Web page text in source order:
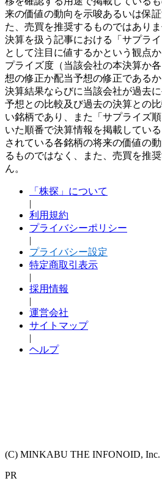
来の価値の動向を示唆あるいは保
た、売買を推奨するものではありま
決算を扱う記事における「サプラ
として注目に値するかという観点
プライズ度（当該会社の本決算か
想の修正か配当予想の修正である
決算結果ならびに当該会社が過去
予想との比較及び過去の決算との
い銘柄であり、また「サプライズ
いた順番で決算情報を掲載してい
されている各銘柄の将来の価値の
るものではなく、また、売買を推
ん。
「株探」について
|
利用規約
プライバシーポリシー
|
プライバシー設定
特定商取引表示
|
採用情報
|
運営会社
サイトマップ
|
ヘルプ
(C) MINKABU THE INFONOID, Inc.
PR